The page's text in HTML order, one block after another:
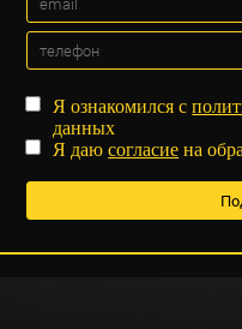
Я ознакомился с
данных
Я даюсогласие на